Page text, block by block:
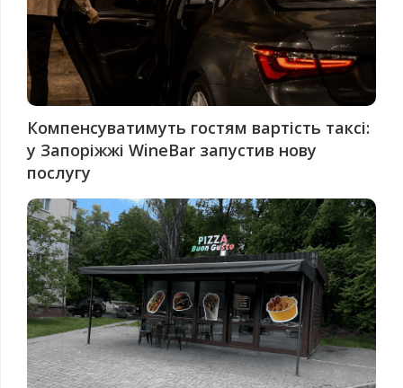
Компенсуватимуть гостям вартість таксі:
у Запоріжжі WineBar запустив нову
послугу